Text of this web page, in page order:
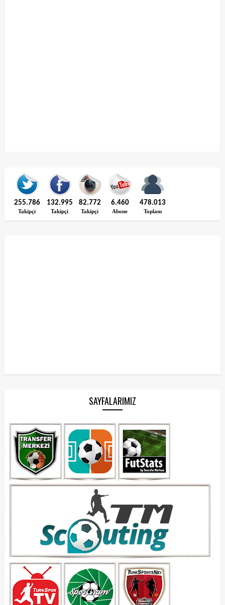
255.786
Takipçi
132.995
Takipçi
82.772
Takipçi
6.460
Abone
478.013
Toplam
SAYFALARIMIZ